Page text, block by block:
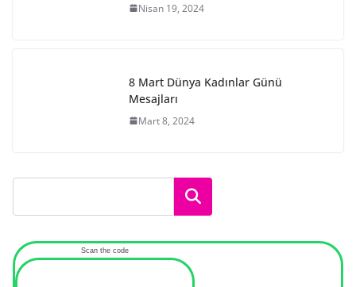
Nisan 19, 2024
8 Mart Dünya Kadınlar Günü
Mesajları
Mart 8, 2024
Ara
Scan the code